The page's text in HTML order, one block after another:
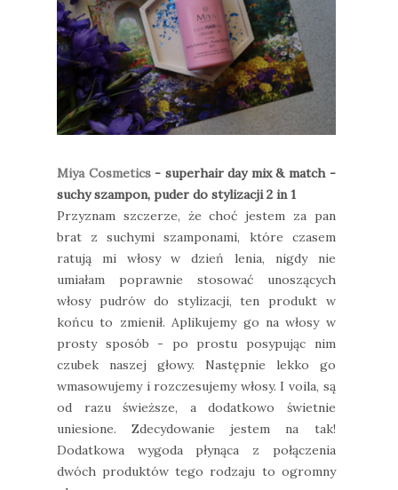
Miya Cosmetics- superhair day mix & match -
suchy szampon, puder do stylizacji 2 in 1
Przyznam szczerze, że choć jestem za pan
brat z suchymi szamponami, które czasem
ratują mi włosy w dzień lenia, nigdy nie
umiałam poprawnie stosować unoszących
włosy pudrów do stylizacji, ten produkt w
końcu to zmienił. Aplikujemy go na włosy w
prosty sposób - po prostu posypując nim
czubek naszej głowy. Następnie lekko go
wmasowujemy i rozczesujemy włosy. I voila, są
od razu świeższe, a dodatkowo świetnie
uniesione. Zdecydowanie jestem na tak!
Dodatkowa wygoda płynąca z połączenia
dwóch produktów tego rodzaju to ogromny